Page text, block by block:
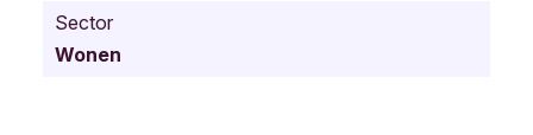
Sector
Wonen